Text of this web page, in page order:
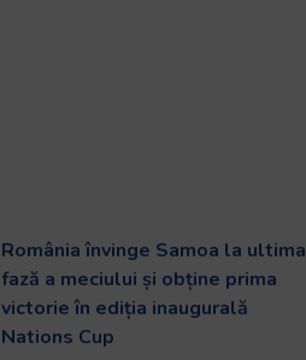
România învinge Samoa la ultima
fază a meciului și obține prima
victorie în ediția inaugurală
Nations Cup